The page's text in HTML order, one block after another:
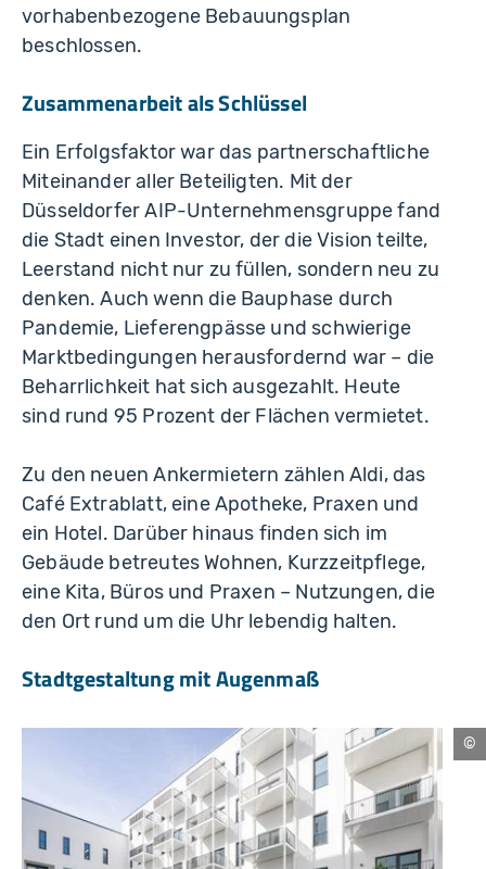
vorhabenbezogene Bebauungsplan
beschlossen.
Zusammenarbeit als Schlüssel
Ein Erfolgsfaktor war das partnerschaftliche
Miteinander aller Beteiligten. Mit der
Düsseldorfer AIP-Unternehmensgruppe fand
die Stadt einen Investor, der die Vision teilte,
Leerstand nicht nur zu füllen, sondern neu zu
denken. Auch wenn die Bauphase durch
Pandemie, Lieferengpässe und schwierige
Marktbedingungen herausfordernd war – die
Beharrlichkeit hat sich ausgezahlt. Heute
sind rund 95 Prozent der Flächen vermietet.
Zu den neuen Ankermietern zählen Aldi, das
Café Extrablatt, eine Apotheke, Praxen und
ein Hotel. Darüber hinaus finden sich im
Gebäude betreutes Wohnen, Kurzzeitpflege,
eine Kita, Büros und Praxen – Nutzungen, die
den Ort rund um die Uhr lebendig halten.
Stadtgestaltung mit Augenmaß